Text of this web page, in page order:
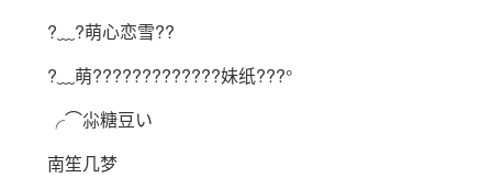
?﹏?萌心恋雪??
?﹏萌?????????????妹纸???°
╭⌒尛糖豆い
南笙几梦